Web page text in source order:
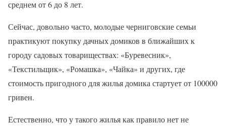
среднем от 6 до 8 лет.
Сейчас, довольно часто, молодые черниговские семьи
практикуют покупку дачных домиков в ближайших к
городу садовых товариществах: «Буревесник»,
«Текстильщик», «Ромашка», «Чайка» и других, где
стоимость пригодного для жилья домика стартует от 100000
гривен.
Естественно, что у такого жилья как правило нет не